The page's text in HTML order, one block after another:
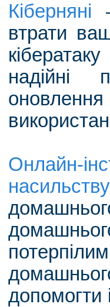
Кіберняні
втрати
надійні
оновлення
Онлайн-
насильству